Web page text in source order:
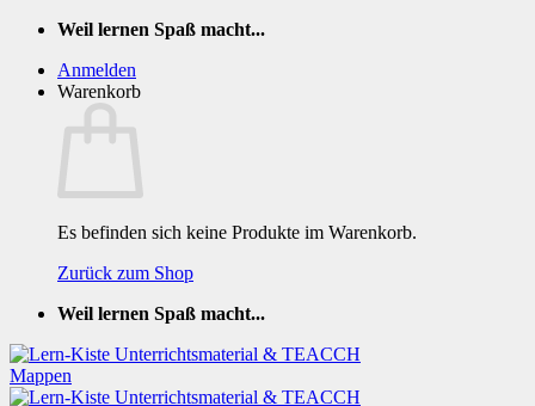
Zum
springen
Weil lernen Spaß macht...
Anmelden
Warenkorb
Es befinden sich keine Produkte im Warenkorb.
Zurück zum Shop
Weil lernen Spaß macht...